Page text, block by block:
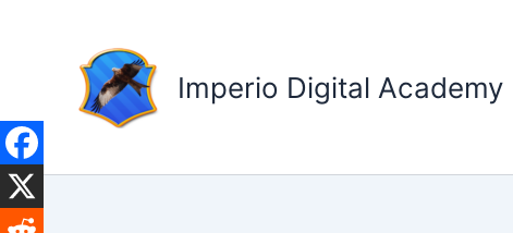
Imperio Digital Academy